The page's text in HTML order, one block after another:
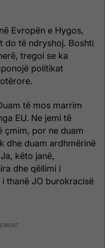
Evropën e Hygos,
do të ndryshoj. Boshti
tregoi se ka
politikat
të mos marrim
EU. Ne jemi të
çmim, por ne duam
dhe duam ardhmërinë
këto janë,
dhe qëllimi i
thanë JO burokracisë